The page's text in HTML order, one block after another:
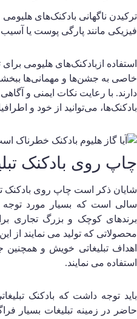
ناگهانی بادکنک‌های
مانند پارگی پوست یا
ازبادکنک‌های هلیومی برای
به جشن‌ها و مهمانی‌ها
با رعایت نکات ایمنی و
می‌توانید از خود و
روی بادکنک
ذکر است چاپ روی بادکنک
است که بسیار مورد توجه
کوچک و بزرگ تجاری
که تولید می نمایند از
تبلیغاتی خویش و
می نمایند.
توجه داشت که بادکنک
در زمینه تبلیغات بسیار